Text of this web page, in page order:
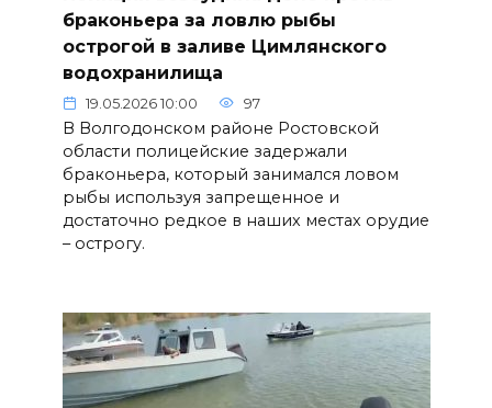
браконьера за ловлю рыбы
острогой в заливе Цимлянского
водохранилища
19.05.2026 10:00 97
В Волгодонском районе Ростовской
области полицейские задержали
браконьера, который занимался ловом
рыбы используя запрещенное и
достаточно редкое в наших местах орудие
– острогу.